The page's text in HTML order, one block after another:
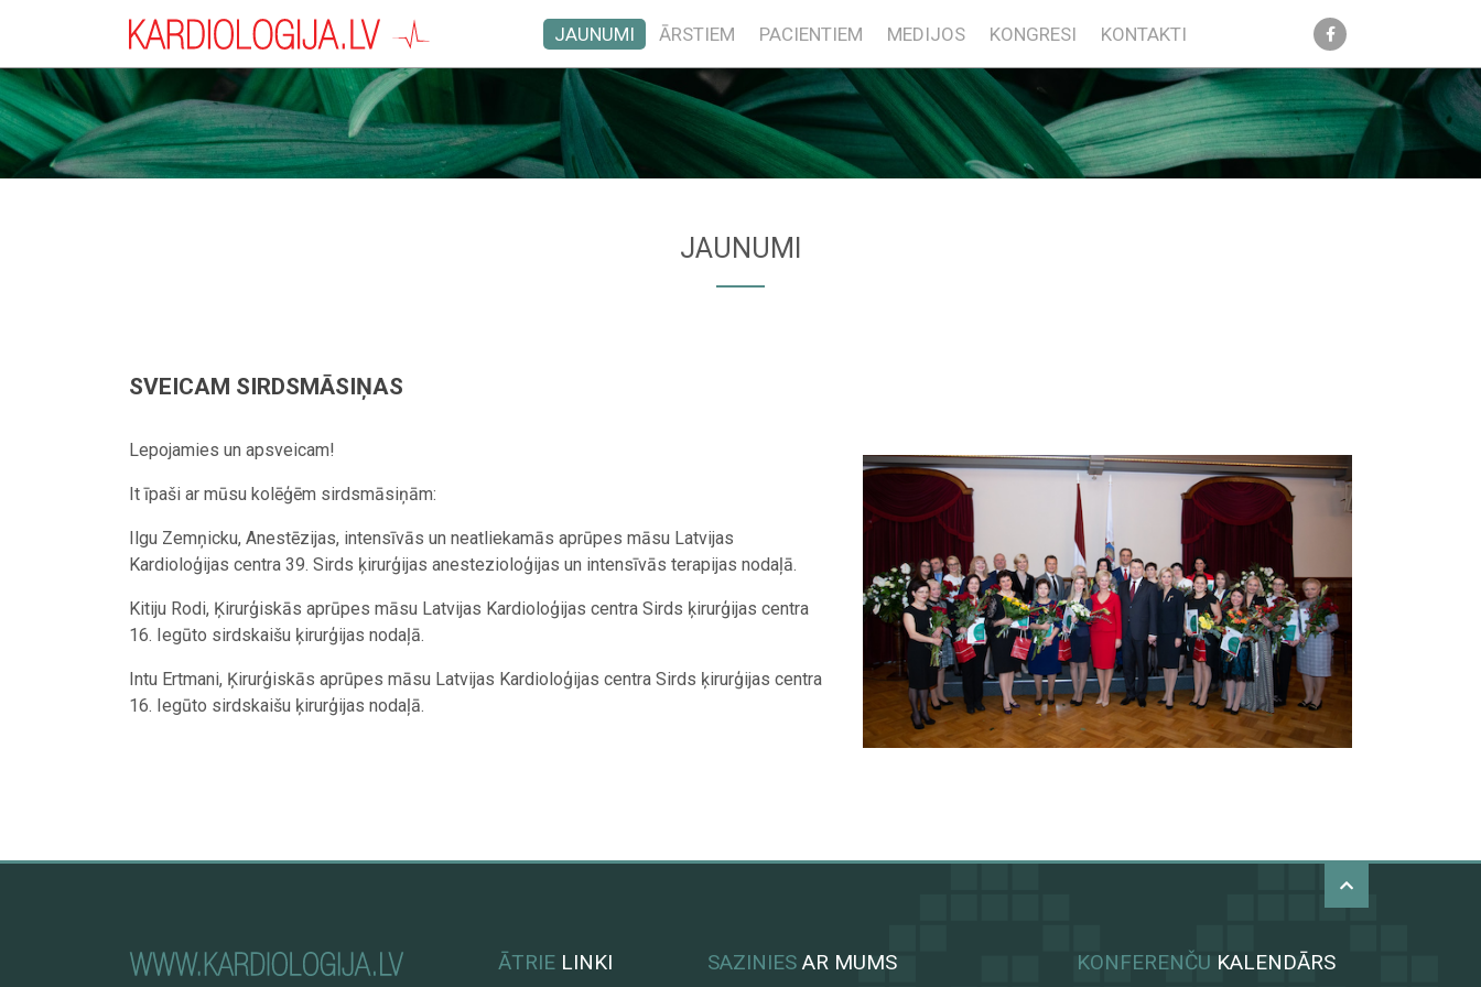
JAUNUMI ĀRSTIEM PACIENTIEM MEDIJOS KONGRESI KONTAKTI
JAUNUMI
SVEICAM SIRDSMĀSIŅAS
Lepojamies un apsveicam!
It īpaši ar mūsu kolēģēm sirdsmāsiņām:
Ilgu Zemņicku, Anestēzijas, intensīvās un neatliekamās aprūpes māsu Latvijas
Kardioloģijas centra 39. Sirds ķirurģijas anestezioloģijas un intensīvās terapijas nodaļā.
Kitiju Rodi, Ķirurģiskās aprūpes māsu Latvijas Kardioloģijas centra Sirds ķirurģijas centra
16. Iegūto sirdskaišu ķirurģijas nodaļā.
Intu Ertmani, Ķirurģiskās aprūpes māsu Latvijas Kardioloģijas centra Sirds ķirurģijas centra
16. Iegūto sirdskaišu ķirurģijas nodaļā.
KONFERENČU KALENDĀRS
ĀTRIE LINKI SAZINIES AR MUMS